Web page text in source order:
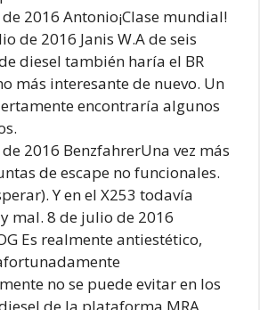
2016 Antonio¡Clase mundial!
de 2016 Janis W.A de seis
diesel también haría el BR
más interesante de nuevo. Un
encontraría algunos
2016 BenzfahrerUna vez más
de escape no funcionales.
Y en el X253 todavía
mal. 8 de julio de 2016
Es realmente antiestético,
no se puede evitar en los